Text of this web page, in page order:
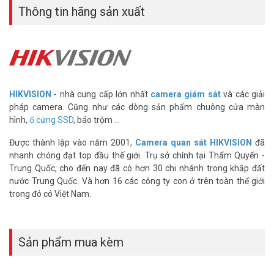
thoại từ xa.
Thông tin hãng sản xuất
HIKVISION - nhà cung cấp lớn nhất camera giám sátvà các giải
pháp camera. Cũng như các dòng sản phẩm chuông cửa màn
hình, ổ cứng SSD, báo trộm ...
Được thành lập vào năm 2001, Camera quan sát HIKVISION đã
nhanh chóng đạt top đầu thế giới. Trụ sở chính tại Thẩm Quyến -
Trung Quốc, cho đến nay đã có hơn 30 chi nhánh trong khắp đất
nước Trung Quốc. Và hơn 16 các công ty con ở trên toàn thế giới
trong đó có Việt Nam.
Sản phẩm mua kèm